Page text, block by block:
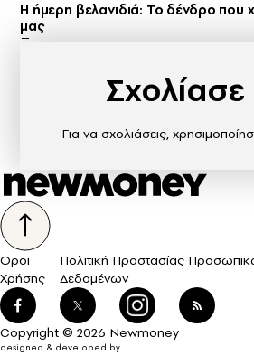
Η ήμερη βελανιδιά: Το δένδρο που
μας
Για να σχολιάσεις,
Όροι
Χρήσης
Πολιτική Προστασίας
Δεδομένων
Copyright © 2026 Newmoney
designed & developed by